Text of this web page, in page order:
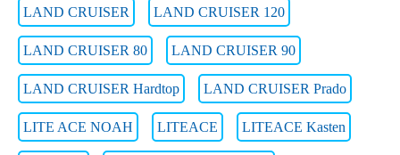
LAND CRUISER LAND CRUISER 120
LAND CRUISER 80 LAND CRUISER 90
LAND CRUISER Hardtop LAND CRUISER Prado
LITE ACE NOAH LITEACE LITEACE Kasten